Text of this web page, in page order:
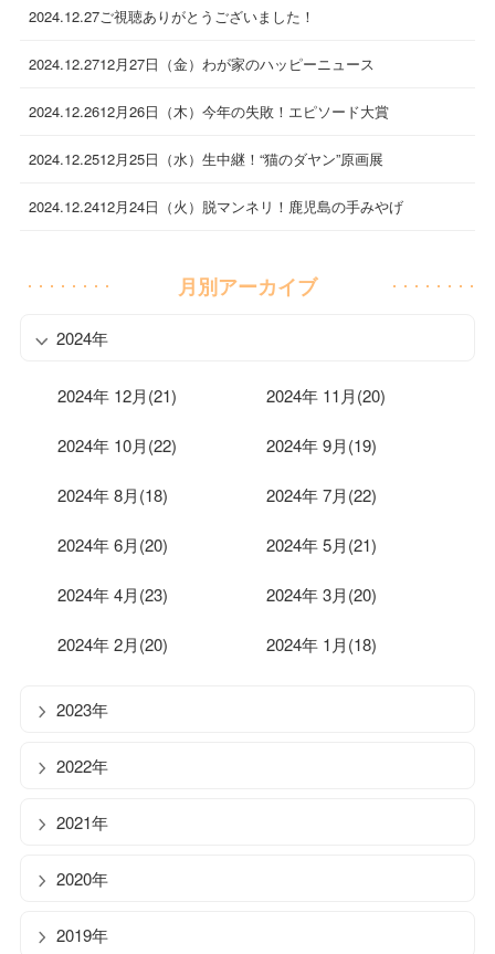
2024.12.27ご視聴ありがとうございました！
2024.12.2712月27日（金）わが家のハッピーニュース
2024.12.2612月26日（木）今年の失敗！エピソード大賞
2024.12.2512月25日（水）生中継！“猫のダヤン”原画展
2024.12.2412月24日（火）脱マンネリ！鹿児島の手みやげ
月別アーカイブ
2024年
2024年 12月(21) 2024年 11月(20)
2024年 10月(22) 2024年 9月(19)
2024年 8月(18) 2024年 7月(22)
2024年 6月(20) 2024年 5月(21)
2024年 4月(23) 2024年 3月(20)
2024年 2月(20) 2024年 1月(18)
2023年
2022年
2021年
2020年
2019年